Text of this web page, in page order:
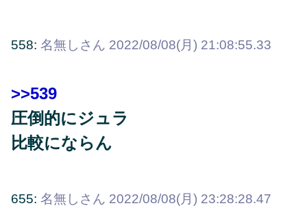
558: 名無しさん 2022/08/08(月) 21:08:55.33
>>539
圧倒的にジュラ
比較にならん
655: 名無しさん 2022/08/08(月) 23:28:28.47